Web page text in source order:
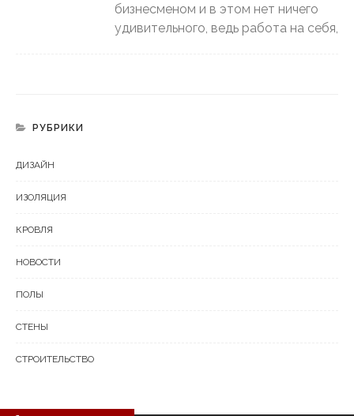
бизнесменом и в этом нет ничего
удивительного, ведь работа на себя,
РУБРИКИ
ДИЗАЙН
ИЗОЛЯЦИЯ
КРОВЛЯ
НОВОСТИ
ПОЛЫ
СТЕНЫ
СТРОИТЕЛЬСТВО